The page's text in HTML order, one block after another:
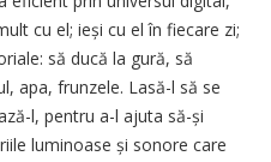
cu el; ieși cu el în fiecare zi;
să ducă la gură, să
apa, frunzele. Lasă-l să se
l, pentru a-l ajuta să-și
luminoase și sonore care